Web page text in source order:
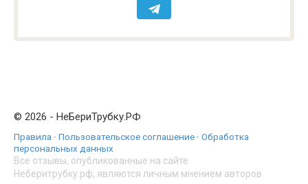
© 2026 - НеБериТрубку.РФ
Правила · Пользовательское соглашение · Обработка
персональных данных
Все отзывы, опубликованные на сайте
Неберитрубку.рф, являются личным мнением авторов